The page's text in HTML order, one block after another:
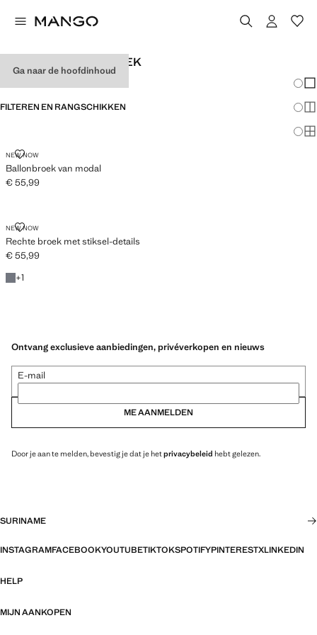
Ga naar de hoofdinhoud
GEKLEDE DAMESBROEK
FILTEREN EN RANGSCHIKKEN
NEW NOW
Ballonbroek van modal
BALLONBROEK VAN MODAL
Huidige prijs [€ 55,99 ]
€ 55,99
NEW NOW
Rechte broek met stiksel-details
RECHTE BROEK MET STIKSEL-DETAILS
Huidige prijs [€ 55,99 ]
€ 55,99
Antraciet
+1
+ 1 kleur
Ontvang exclusieve aanbiedingen, privéverkopen en nieuws
E-mail
ME AANMELDEN
Door je aan te melden, bevestig je dat je hetprivacybeleid hebt gelezen.
SURINAME
INSTAGRAMFACEBOOKYOUTUBETIKTOKSPOTIFYPINTERESTXLINKEDIN
HELP
MIJN AANKOPEN